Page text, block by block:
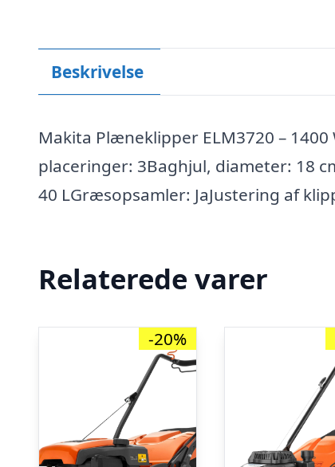
Beskrivelse
Makita Plæneklipper ELM3720 –
placeringer: 3Baghjul, diameter: 18
40 LGræsopsamler: JaJustering af
Relaterede varer
-20%